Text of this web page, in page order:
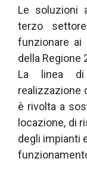
Le soluzioni
terzo
funzionare ai
della Regione
La linea di
realizzazione
è rivolta a
locazione, di
degli impianti